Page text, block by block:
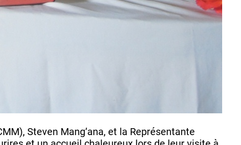
Steven Mang’ana, et la Représentante